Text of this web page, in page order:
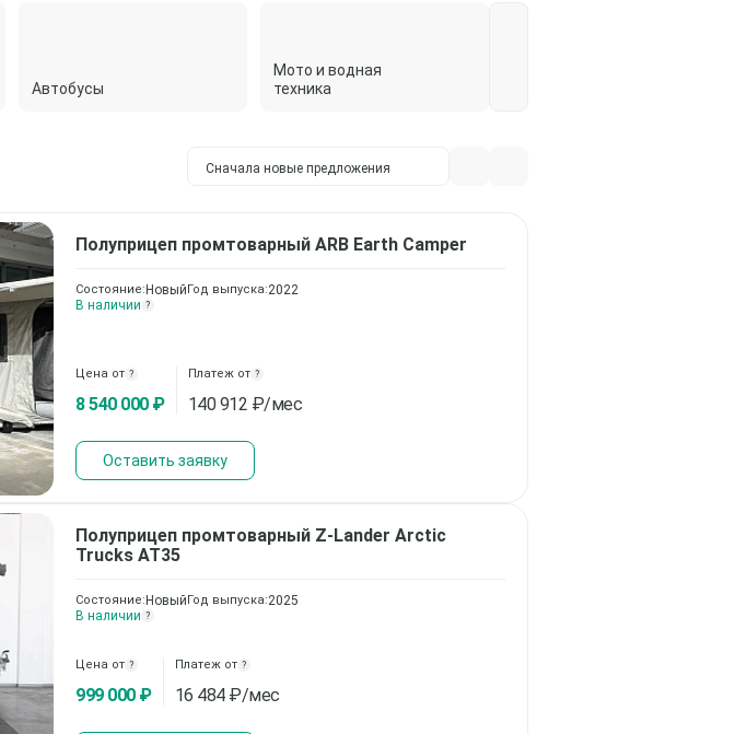
Автобусы
Мото и водная
техника
Сначала новые предложения
Полуприцеп промтоварный ARB Earth Camper
Состояние: НовыйГод выпуска:2022
В наличии ?
Цена от ?
8 540 000 ₽
Платеж от ?
140 912 ₽/мес
Оставить заявку
Полуприцеп промтоварный Z-Lander Arctic
Trucks AT35
Состояние: НовыйГод выпуска:2025
В наличии ?
Цена от ?
999 000 ₽
Платеж от ?
16 484₽/мес